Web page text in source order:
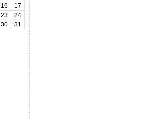
16
17
23
24
30 31